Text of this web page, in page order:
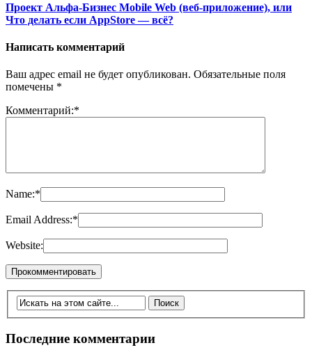
Проект Альфа-Бизнес Mobile Web (веб-приложение), или
Что делать если AppStore — всё?
Написать комментарий
Ваш адрес email не будет опубликован. Обязательные поля
помечены *
Комментарий:*
Name:*
Email Address:*
Website:
Последние комментарии